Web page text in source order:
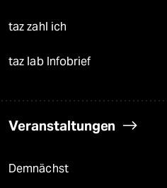
taz zahl ich
taz lab Infobrief
Veranstaltungen
Demnächst